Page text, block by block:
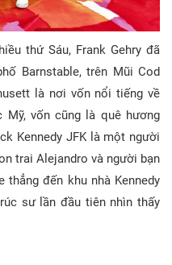
thứ Sáu, Frank Gehry đã
Barnstable, trên Mũi Cod
là nơi vốn nổi tiếng về
vốn cũng là quê hương
Kennedy JFK là một người
trai Alejandro và người bạn
thẳng đến khu nhà Kennedy
sư lần đầu tiên nhìn thấy